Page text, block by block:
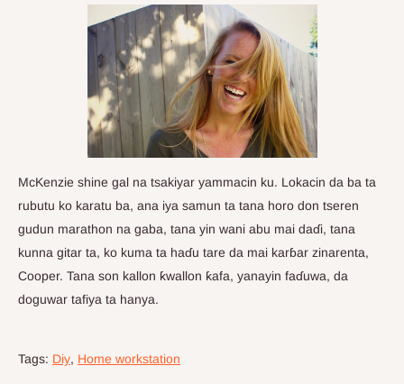
McKenzie shine gal na tsakiyar yammacin ku. Lokacin da ba ta
rubutu ko karatu ba, ana iya samun ta tana horo don tseren
gudun marathon na gaba, tana yin wani abu mai daɗi, tana
kunna gitar ta, ko kuma ta haɗu tare da mai karɓar zinarenta,
Cooper. Tana son kallon ƙwallon ƙafa, yanayin faɗuwa, da
doguwar tafiya ta hanya.
Tags: Diy, Home workstation